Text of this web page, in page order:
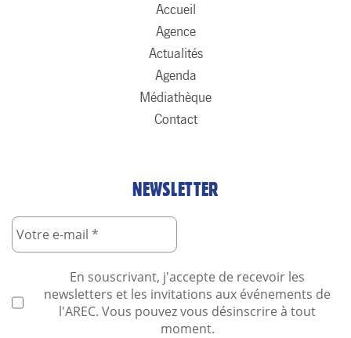
Accueil
Agence
Actualités
Agenda
Médiathèque
Contact
NEWSLETTER
En souscrivant, j'accepte de recevoir les
newsletters et les invitations aux événements de
l'AREC. Vous pouvez vous désinscrire à tout
moment.